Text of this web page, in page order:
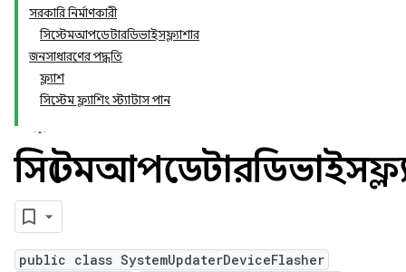
সরকারি নির্মাণকারী
সিস্টেমআপডেটারডিভাইসফ্ল্যাশার
জনসাধারণের পদ্ধতি
ফ্ল্যাশ
সিস্টেম ফ্ল্যাশিং স্ট্যাটাস পান
public class SystemUpdaterDeviceFlasher